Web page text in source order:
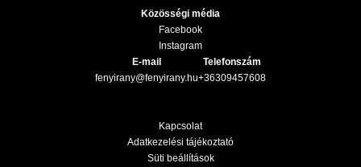
Közösségi média
Facebook
Instagram
E-mail
fenyirany@fenyirany.hu
Telefonszám
+36309457608
Kapcsolat
Adatkezelési tájékoztató
Süti beállítások